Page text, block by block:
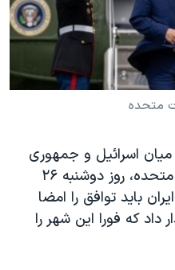
متحده
میان اسرائیل و جمهوری
اسلامی، رئیس‌جمهوری ایالات متحده، روز دوشنبه ۲۶
باید توافق را امضا
داد که فورا این شهر را